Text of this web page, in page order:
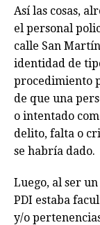
Así las cosas,
el personal
calle San
identidad de
procedimiento
de que una
o intentado
delito, falta o
se habría dado.
Luego, al ser
PDI estaba
y/o